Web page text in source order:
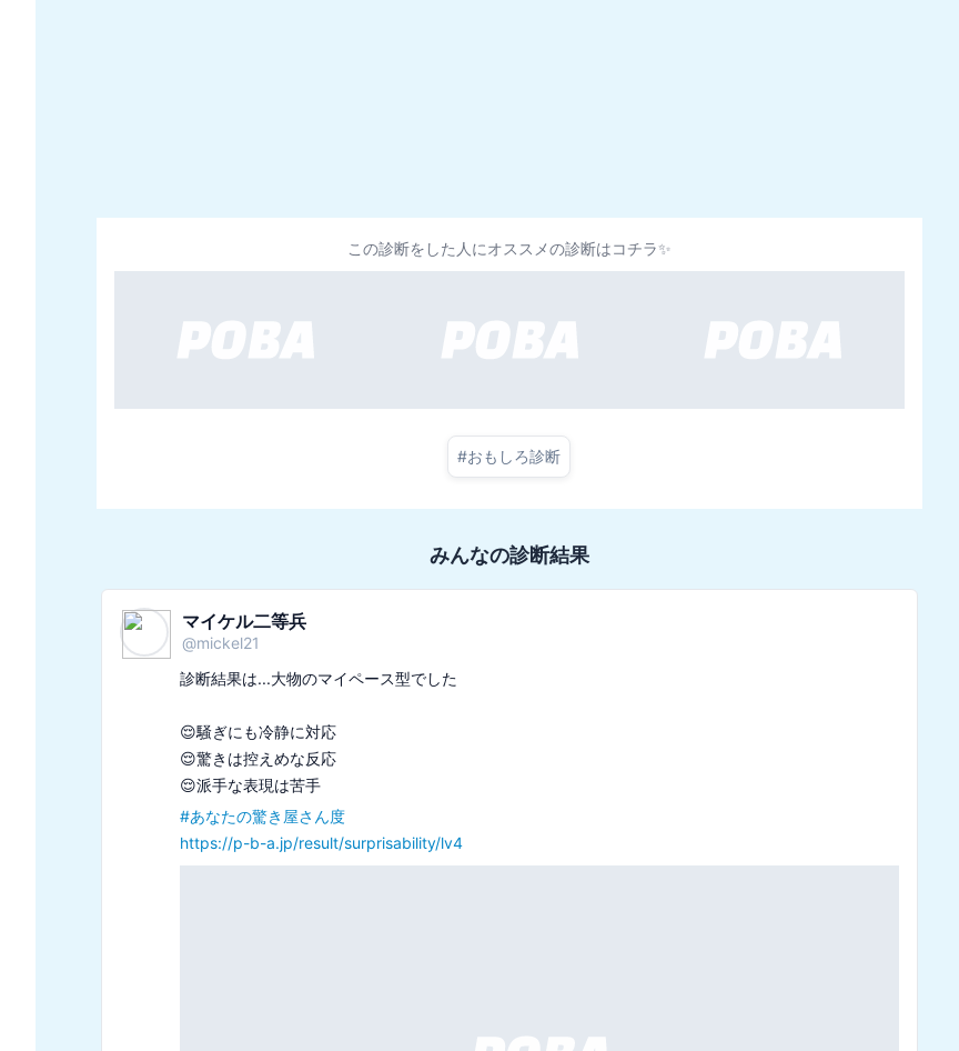
この診断をした人にオススメの診断はコチラ✨
#おもしろ診断
みんなの診断結果
さくらもも🍑
@
sakuramomo_peach
診断結果は...ガナッシュでした
🍫几帳面すぎて融通が利かない
🍫お金の管理が上手な人
🍫無駄を極端に嫌う
あなたをチョコレートで例えると診断
https://p-b-a.jp/result/chocol/t6